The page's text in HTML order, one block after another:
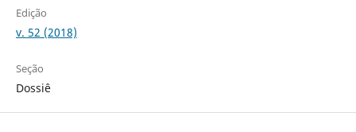
Edição
v. 52 (2018)
Seção
Dossiê